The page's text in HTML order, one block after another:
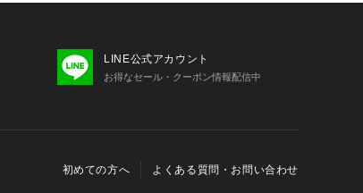
LINE公式アカウント
お得なセール・クーポン情報配信中
初めての方へ よくある質問・お問い合わせ